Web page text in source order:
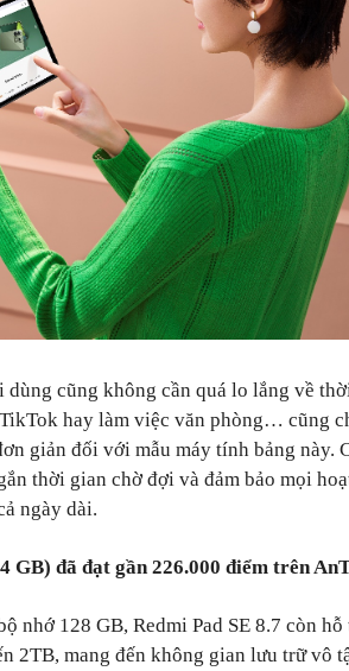
cũng không cần quá lo lắng về
hay làm việc văn phòng… cũng
giản đối với mẫu máy tính bảng này.
thời gian chờ đợi và đảm bảo mọi
ngày dài.
GB) đã đạt gần 226.000 điểm trên
nhớ 128 GB, Redmi Pad SE 8.7 còn hỗ
2TB, mang đến không gian lưu trữ vô